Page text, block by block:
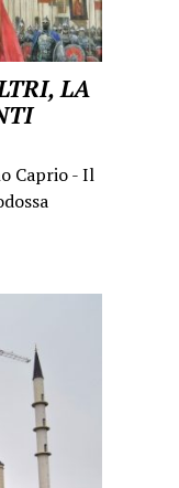
LA
Caprio - Il